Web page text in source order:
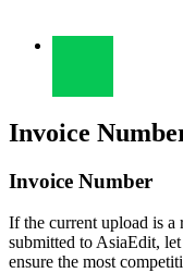
Invoice
Invoice Number
If the current upload is
submitted to AsiaEdit,
ensure the most